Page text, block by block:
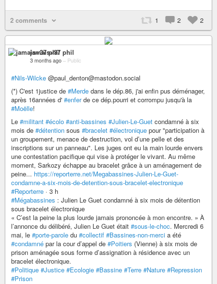
2 comments 1 2 2
jamais+37 phil
3 months ago – Public
#Nils-Wilcke @paul_denton@mastodon.social
(*) C'est 1justice de #Merde dans le dép.86, j'ai enfin pus déménager,
après 16années d' #enferde ce dép.pourri et corrompu jusqu'à la
#Moëlle!
Le #militant #écolo #anti-bassines #Julien-Le-Guet condamné à six
mois de #détention sous #bracelet #électronique pour "participation à
un groupement, menace de destruction, vol d’une pelle et des
inscriptions sur un panneau". Les juges ont eu la main lourde envers
une contestation pacifique qui vise à protéger le vivant. Au même
moment, Sarkozy échappe au bracelet grâce à un aménagement de
peine... https://reporterre.net/Megabassines-Julien-Le-Guet-
condamne-a-six-mois-de-detention-sous-bracelet-electronique
#Reporterre · 3 h
#Mégabassines : Julien Le Guet condamné à six mois de détention
sous bracelet électronique
« C’est la peine la plus lourde jamais prononcée à mon encontre. » À
l’annonce du délibéré, Julien Le Guet était #sous-le-choc. Mercredi 6
mai, le #porte-parole du #collectif #Bassines-non-merci a été
#condamné par la cour d’appel de #Poitiers (Vienne) à six mois de
prison aménagée sous forme d’assignation à résidence avec un
bracelet électronique.
#Politique #Justice #Ecologie #Bassine #Terre #Nature #Repression
#Prison